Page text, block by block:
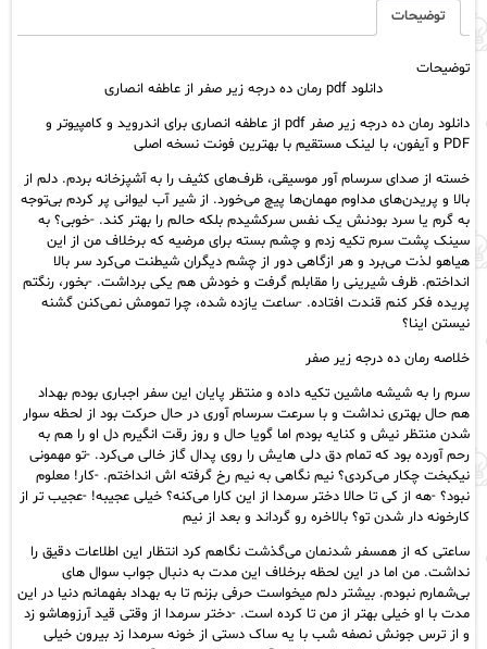
درجه
زیر
از
انصاری
عدد
توضیحات
توضیحات
دانلود pdf رمان ده درجه زیر صفر از عاطفه انصاری
دانلود رمان ده درجه زیر صفر pdf از عاطفه انصاری برای اندروید و کامپیوتر و
PDF و آیفون، با لینک مستقیم با بهترین فونت نسخه اصلی
خسته از صدای سرسام آور موسیقی، ظرف‌های کثیف را به آشپزخانه بردم. دلم از
بالا و پریدن‌های مداوم مهمان‌ها پیچ می‌خورد. از شیر آب لیوانی پر کردم بی‌توجه
به گرم یا سرد بودنش یک‌ نفس سرکشیدم بلکه حالم را بهتر کند. -خوبی؟ به
سینک پشت سرم تکیه زدم و چشم بسته برای مرضیه که برخلاف من از این
هیاهو لذت می‌برد و هر ازگاهی دور از چشم دیگران شیطنت می‌کرد سر بالا
انداختم. ظرف شیرینی‌ را مقابلم گرفت و خودش هم یکی برداشت. -بخور، رنگتم
پریده فکر کنم قندت افتاده. -ساعت یازده شده، چرا تمومش نمی‌کنن گشنه
نیستن اینا؟
خلاصه رمان ده درجه زیر صفر
سرم را به شیشه ماشین تکیه داده و منتظر پایان این سفر اجباری بودم بهداد
هم حال بهتری نداشت و با سرعت سرسام آوری در حال حرکت بود از لحظه سوار
شدن منتظر نیش و کنایه بودم اما گویا حال و روز رقت انگیرم دل او را هم به
رحم آورده بود که تمام دق دلی هایش را روی پدال گاز خالی می‌کرد. -تو مهمونی
نیکبخت چکار می‌کردی؟ نیم نگاهی به نیم رخ گرفته اش انداختم. -کار! معلوم
نبود؟ -هه از کی تا حالا دختر سرمدا از این کارا می‌کنه؟ خیلی عجيبه! -عجیب تر از
کارخونه دار شدن تو؟ بالاخره رو گرداند و بعد از نیم
ساعتی که از همسفر شدنمان می‌گذشت نگاهم کرد انتظار این اطلاعات دقیق را
نداشت. من اما در این لحظه برخلاف این مدت به دنبال جواب سوال های
بی‌شمارم نبودم. بیشتر دلم میخواست حرفی بزنم تا به بهداد بفهمانم دنیا در این
مدت با او خیلی بهتر از من تا کرده است. -دختر سرمدا از وقتی قید آرزوهاشو زد
و از ترس جونش نصفه شب با یه ساک دستی از خونه سرمدا زد بیرون خیلی